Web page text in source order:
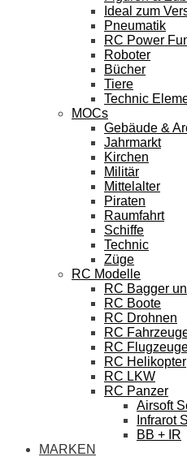
Ideal zum
Pneumatik
RC Power
Roboter
Bücher
Tiere
Technic
MOCs
Gebäude &
Jahrmarkt
Kirchen
Militär
Mittelalter
Piraten
Raumfahrt
Schiffe
Technic
Züge
RC Modelle
RC Bagger
RC Boote
RC Drohnen
RC
RC
RC Helikopter
RC LKW
RC Panzer
Airsoft
Infrarot
BB + IR
MARKEN